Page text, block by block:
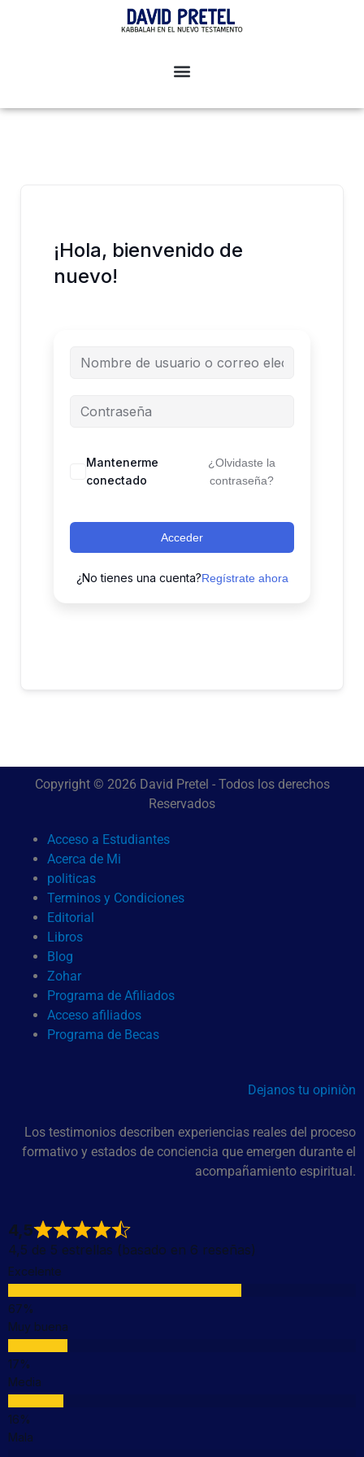
¡Hola, bienvenido de
nuevo!
Mantenerme
conectado
¿Olvidaste la
contraseña?
Acceder
¿No tienes una cuenta?Regístrate ahora
Copyright © 2026 David Pretel - Todos los derechos
Reservados
Acceso a Estudiantes
Acerca de Mi
politicas
Terminos y Condiciones
Editorial
Libros
Blog
Zohar
Programa de Afiliados
Acceso afiliados
Programa de Becas
Dejanos tu opiniòn
Los testimonios describen experiencias reales del proceso
formativo y estados de conciencia que emergen durante el
acompañamiento espiritual.
4,5
4,5 de 5 estrellas (basado en 6 reseñas)
Excelente
Muy buena
Media
Mala